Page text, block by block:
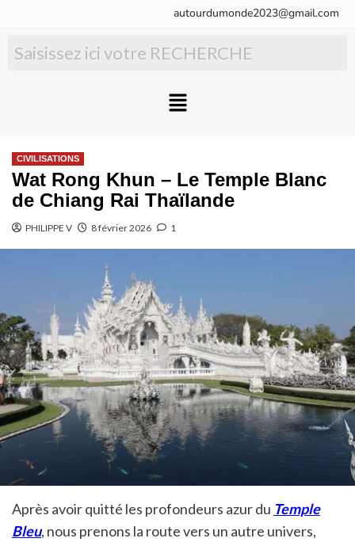
autourdumonde2023@gmail.com
CIVILISATIONS
Wat Rong Khun – Le Temple Blanc
de Chiang Rai Thaïlande
PHILIPPE V 8 février 2026 1
Après avoir quitté les profondeurs azur du Temple
Bleu, nous prenons la route vers un autre univers,